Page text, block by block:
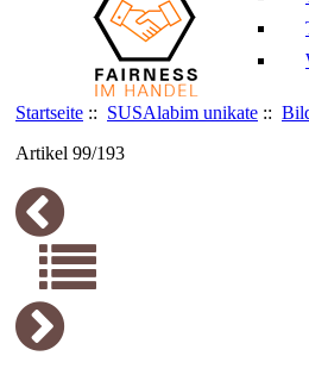
Startseite :: SUSAlabim unikate ::
Artikel 99/193